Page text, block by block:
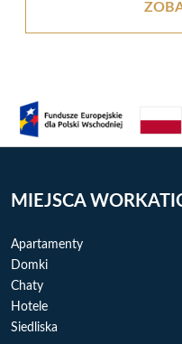
MIEJSCA
Apartamenty
Domki
Chaty
Hotele
Siedliska